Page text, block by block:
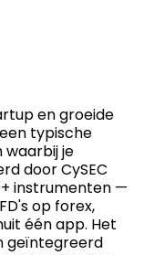
en groeide
typische
je
door CySEC
instrumenten —
op forex,
één app. Het
geïntegreerd